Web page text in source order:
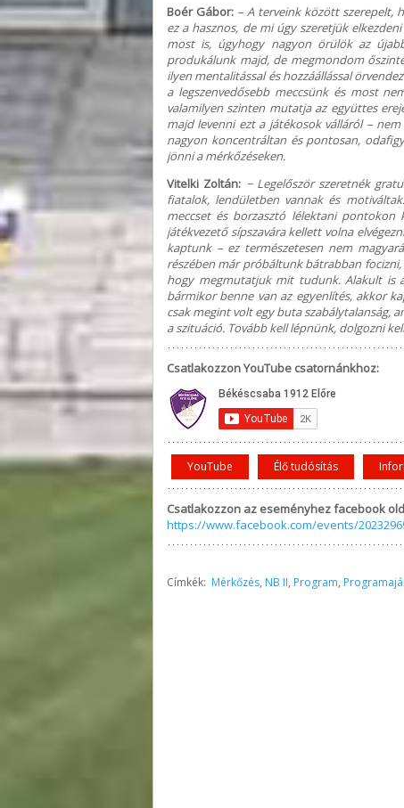
Boér Gábor: – A terveink között szerepelt,
ez a hasznos, de mi úgy szeretjük
most is, úgyhogy nagyon örülök az
produkálunk majd, de megmondom
ilyen mentalitással és hozzáállással
a legszenvedősebb meccsünk és most
valamilyen szinten mutatja az együttes
majd levenni ezt a játékosok válláról –
nagyon koncentráltan és pontosan,
jönni a mérkőzéseken.
Vitelki Zoltán: − Legelőször szeretnék
fiatalok, lendületben vannak és
meccset és borzasztó lélektani
játékvezető sípszavára kellett volna
kaptunk – ez természetesen nem
részében már próbáltunk bátrabban
hogy megmutatjuk mit tudunk. Alakult is
bármikor benne van az egyenlítés, akkor
csak megint volt egy buta szabálytalanság,
a szituáció. Tovább kell lépnünk, dolgozni
Csatlakozzon YouTube csatornánkhoz:
YouTube Élő tudósítás
Csatlakozzon az eseményhez facebook
https://www.facebook.com/events/
Címkék: Mérkőzés, NB II, Program,